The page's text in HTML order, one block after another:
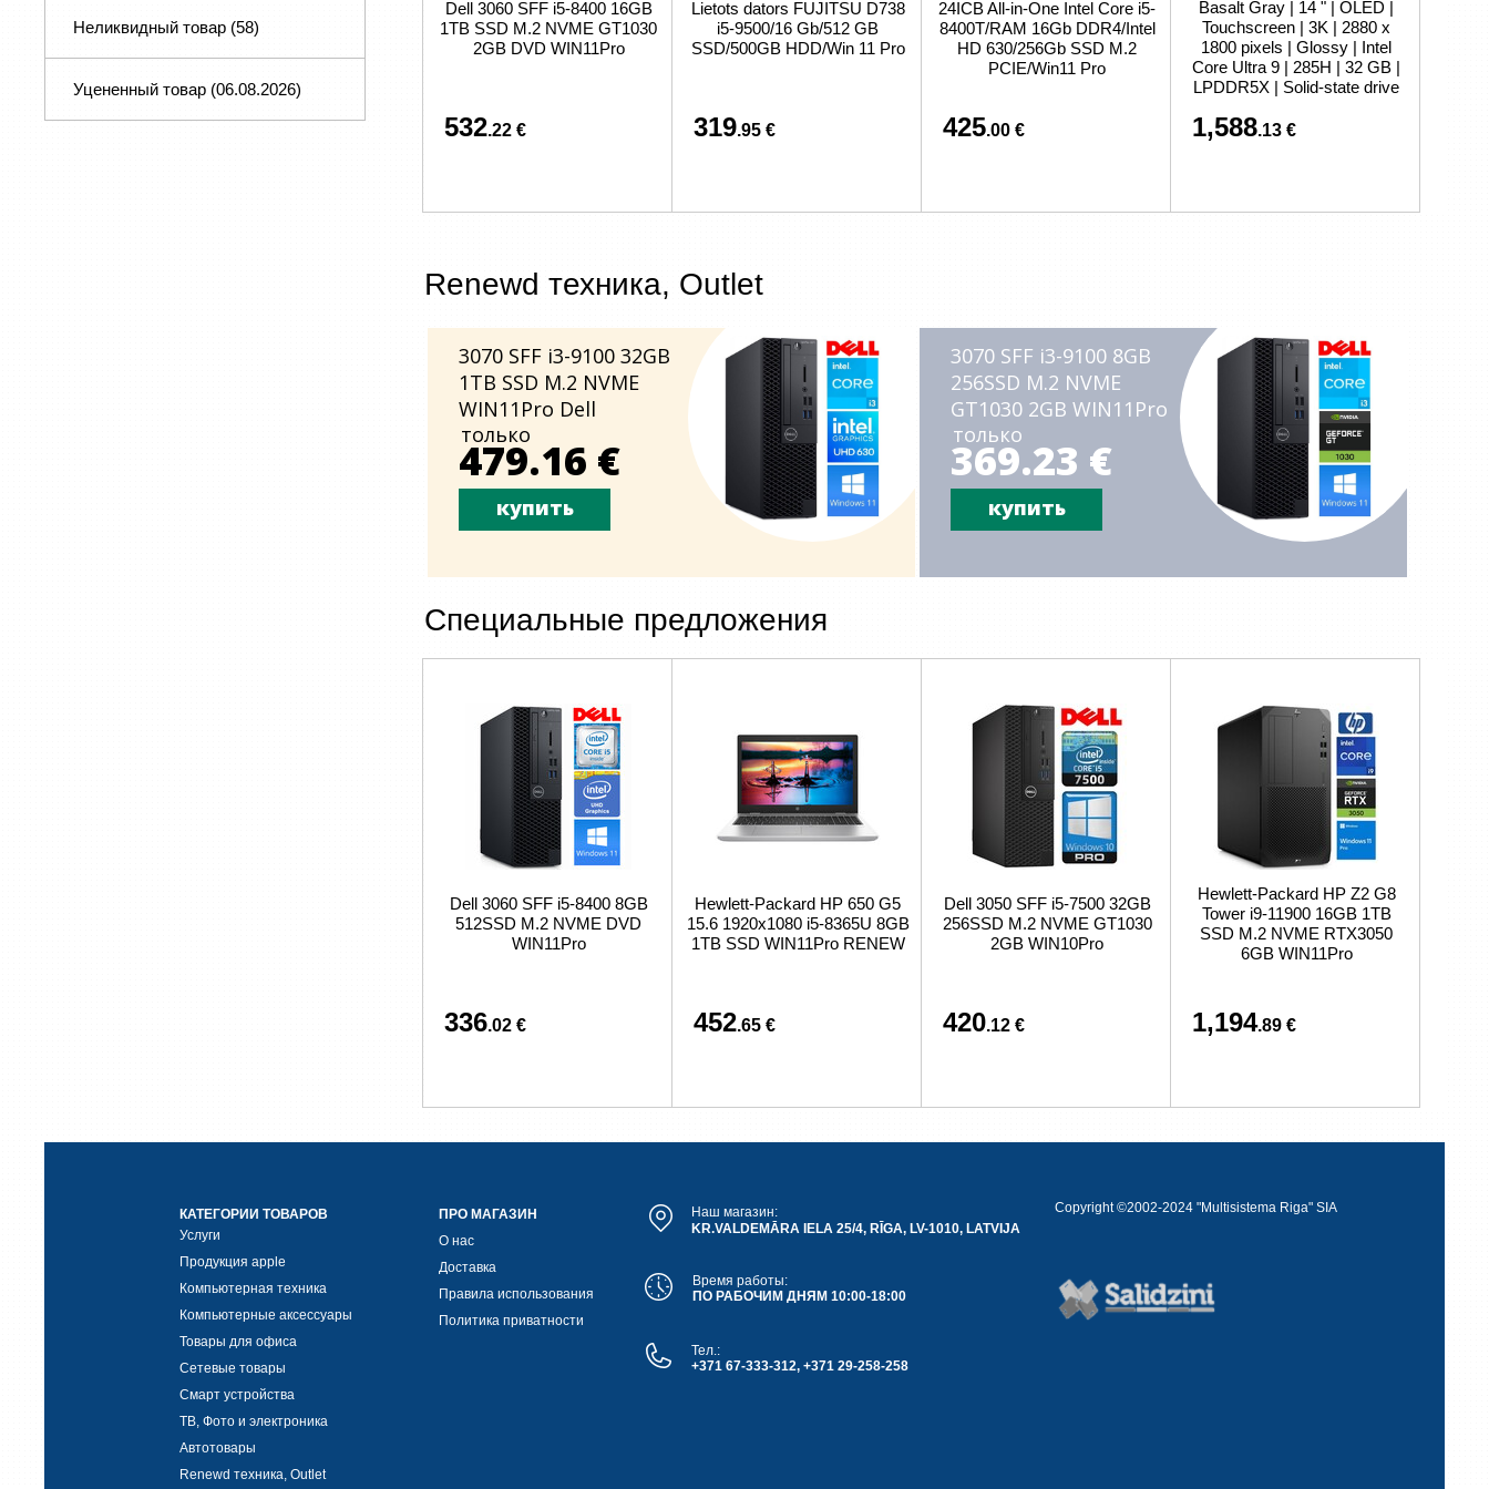
связано с покупкой или доставкой товаров
Неликвидный товар (58)
Уцененный товар (06.08.2026)
Dell 3060 SFF i5-8400 16GB
1TB SSD M.2 NVME GT1030
2GB DVD WIN11Pro
532.22 €
Lietots dators FUJITSU D738
i5-9500/16 Gb/512 GB
SSD/500GB HDD/Win 11 Pro
319.95 €
24ICB All-in-One Intel Core i5-
8400T/RAM 16Gb DDR4/Intel
HD 630/256Gb SSD M.2
PCIE/Win11 Pro
425.00 €
Basalt Gray | 14 " | OLED |
Touchscreen | 3K | 2880 x
1800 pixels | Glossy | Intel
Core Ultra 9 | 285H | 32 GB |
LPDDR5X | Solid-state drive
1,588.13 €
Renewd техника, Outlet
3070 SFF i3-9100 32GB
1TB SSD M.2 NVME
WIN11Pro Dell
только
479.16 €
купить
3070 SFF i3-9100 8GB
256SSD M.2 NVME
GT1030 2GB WIN11Pro
Dell
только
369.23 €
купить
Специальные предложения
Dell 3060 SFF i5-8400 8GB
512SSD M.2 NVME DVD
WIN11Pro
336.02 €
Hewlett-Packard HP 650 G5
15.6 1920x1080 i5-8365U 8GB
1TB SSD WIN11Pro RENEW
452.65 €
Dell 3050 SFF i5-7500 32GB
256SSD M.2 NVME GT1030
2GB WIN10Pro
420.12 €
Hewlett-Packard HP Z2 G8
Tower i9-11900 16GB 1TB
SSD M.2 NVME RTX3050
6GB WIN11Pro
1,194.89 €
КАТЕГОРИИ ТОВАРОВ
Услуги
Продукция apple
Компьютерная техника
Компьютерные аксессуары
Товары для офиса
Сетевые товары
Смарт устройства
ТВ, Фото и электроника
Автотовары
Renewd техника, Outlet
ПРО МАГАЗИН
О нас
Доставка
Правила использования
Политика приватности
Наш магазин:
KR.VALDEMĀRA IELA 25/4, RĪGA, LV-1010, LATVIJA
Время работы:
ПО РАБОЧИМ ДНЯМ 10:00-18:00
Тел.:
+371 67-333-312, +371 29-258-258
Copyright ©2002-2024 "Multisistema Riga" SIA